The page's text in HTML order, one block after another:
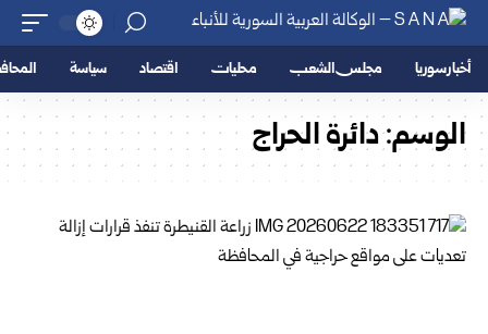
أخبار سوريا مجلس الشعب محليات اقتصاد سياسة
الوسم:دائرة الحراج